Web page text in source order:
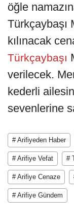
öğle
Türkçaybaşı
kılınacak
Türkçaybaşı
verilecek.
kederli
sevenlerine
# Arifiyeden Haber
# Arifiye Vefat #
# Arifiye Cenaze
# Arifiye Gündem